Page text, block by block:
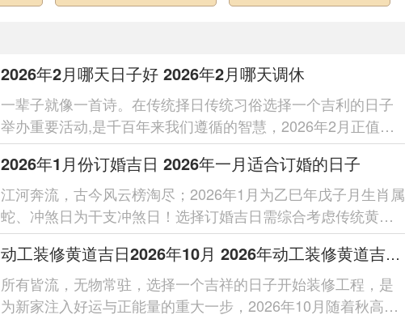
2026年2月哪天日子好 2026年2月哪天调休
一辈子就像一首诗。在传统择日传统习俗选择一个吉利的日子
举办重要活动,是千百年来我们遵循的智慧，2026年2月正值丙
午马年正月万象更新、其中...
2026年1月份订婚吉日 2026年一月适合订婚的日子
江河奔流，古今风云榜淘尽；2026年1月为乙巳年戊子月生肖属
蛇、冲煞日为干支冲煞日！选择订婚吉日需综合考虑传统黄历
原则与个人生肖八字;以确保仪...
动工装修黄道吉日2026年10月 2026年动工装修黄道吉日一览表
所有皆流，无物常驻，选择一个吉祥的日子开始装修工程，是
为新家注入好运与正能量的重大一步，2026年10月随着秋高气